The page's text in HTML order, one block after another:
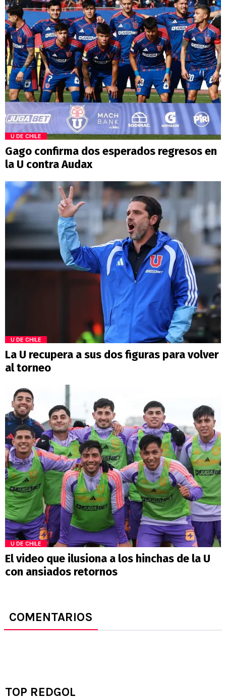
U DE CHILE
Gago confirma dos esperados regresos en
la U contra Audax
U DE CHILE
La U recupera a sus dos figuras para volver
al torneo
U DE CHILE
El video que ilusiona a los hinchas de la U
con ansiados retornos
COMENTARIOS
TOP REDGOL